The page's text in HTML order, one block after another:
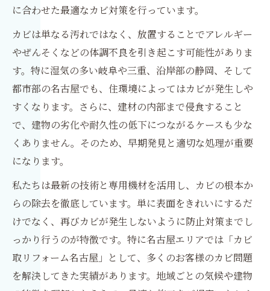
に合わせた最適なカビ対策を行っています。
カビは単なる汚れではなく、放置することでアレルギー
やぜんそくなどの体調不良を引き起こす可能性がありま
す。特に湿気の多い岐阜や三重、沿岸部の静岡、そして
都市部の名古屋でも、住環境によってはカビが発生しや
すくなります。さらに、建材の内部まで侵食すること
で、建物の劣化や耐久性の低下につながるケースも少な
くありません。そのため、早期発見と適切な処理が重要
になります。
私たちは最新の技術と専用機材を活用し、カビの根本か
らの除去を徹底しています。単に表面をきれいにするだ
けでなく、再びカビが発生しないように防止対策までし
っかり行うのが特徴です。特に名古屋エリアでは「カビ
取リフォーム名古屋」として、多くのお客様のカビ問題
を解決してきた実績があります。地域ごとの気候や建物